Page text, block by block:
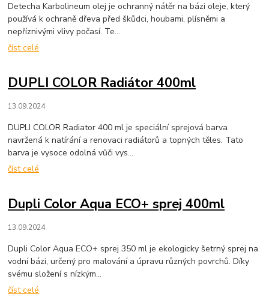
Detecha Karbolineum olej je ochranný nátěr na bázi oleje, který
používá k ochraně dřeva před škůdci, houbami, plísněmi a
nepříznivými vlivy počasí. Te...
číst celé
DUPLI COLOR Radiátor 400ml
13.09.2024
DUPLI COLOR Radiator 400 ml je speciální sprejová barva
navržená k natírání a renovaci radiátorů a topných těles. Tato
barva je vysoce odolná vůči vys...
číst celé
Dupli Color Aqua ECO+ sprej 400ml
13.09.2024
Dupli Color Aqua ECO+ sprej 350 ml je ekologicky šetrný sprej na
vodní bázi, určený pro malování a úpravu různých povrchů. Díky
svému složení s nízkým...
číst celé